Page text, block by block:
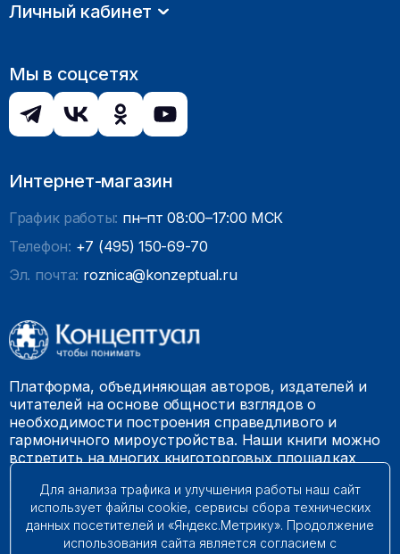
Личный кабинет
Мы в соцсетях
Интернет-магазин
График работы: пн–пт 08:00–17:00 МСК
Телефон: +7 (495) 150-69-70
Эл. почта: roznica@konzeptual.ru
Платформа, объединяющая авторов, издателей и
читателей на основе общности взглядов о
необходимости построения справедливого и
гармоничного мироустройства. Наши книги можно
встретить на многих книготорговых площадках
© 2009 – 2026. Все права защищены.
Для анализа трафика и улучшения работы наш сайт
использует файлы cookie, сервисы сбора технических
данных посетителей и «Яндекс.Метрику». Продолжение
использования сайта является согласием с